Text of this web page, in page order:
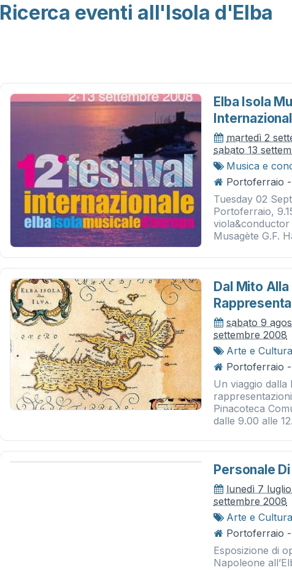
Ricerca eventi all'Isola d'Elba
Elba Isola
martedì 2
sabato 13
Musica e
Portoferraio
Tuesday 02
Portoferraio,
Musagète G.F.
Dal Mito
sabato 9
settembre 2008
Arte e Cultura
Portoferraio
Un viaggio dalla
Pinacoteca
dalle 9.00 alle
Personale
lunedì 7
settembre 2008
Arte e Cultura
Portoferraio
Esposizione di
Napoleone